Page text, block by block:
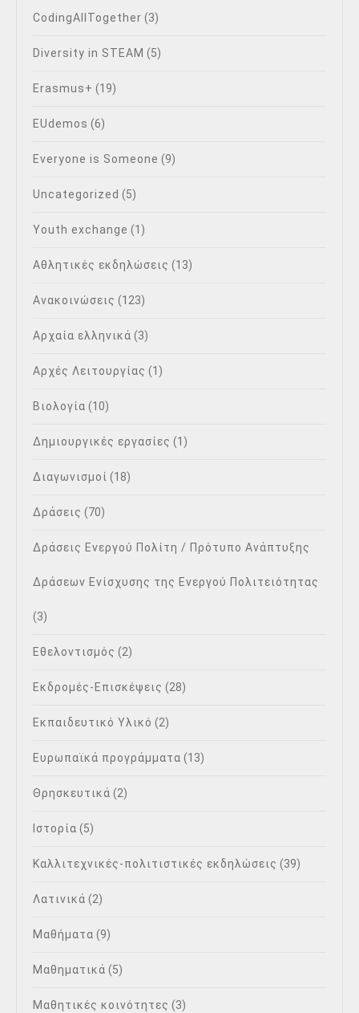
CodingAllTogether (3)
Diversity in STEAM (5)
Erasmus+ (19)
EUdemos (6)
Everyone is Someone (9)
Uncategorized (5)
Youth exchange (1)
Αθλητικές εκδηλώσεις (13)
Ανακοινώσεις (123)
Αρχαία ελληνικά (3)
Αρχές Λειτουργίας (1)
Βιολογία (10)
Δημιουργικές εργασίες (1)
Διαγωνισμοί (18)
Δράσεις (70)
Δράσεις Ενεργού Πολίτη / Πρότυπο Ανάπτυξης
Δράσεων Ενίσχυσης της Ενεργού Πολιτειότητας
(3)
Εθελοντισμός (2)
Εκδρομές-Επισκέψεις (28)
Εκπαιδευτικό Υλικό (2)
Ευρωπαϊκά προγράμματα (13)
Θρησκευτικά (2)
Ιστορία (5)
Καλλιτεχνικές-πολιτιστικές εκδηλώσεις (39)
Λατινικά (2)
Μαθήματα (9)
Μαθηματικά (5)
Μαθητικές κοινότητες (3)